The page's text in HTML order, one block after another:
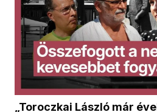
„Toroczkai László már